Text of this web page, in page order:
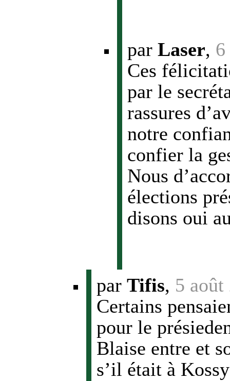
par Laser, 6
Ces
par le
rassures
notre
confier la
Nous
élections
disons oui
par Tifis, 5 août
Certains
pour le
Blaise entre et
s’il était à